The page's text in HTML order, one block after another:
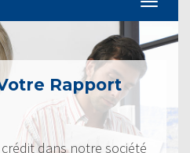
Rapport
dans notre société